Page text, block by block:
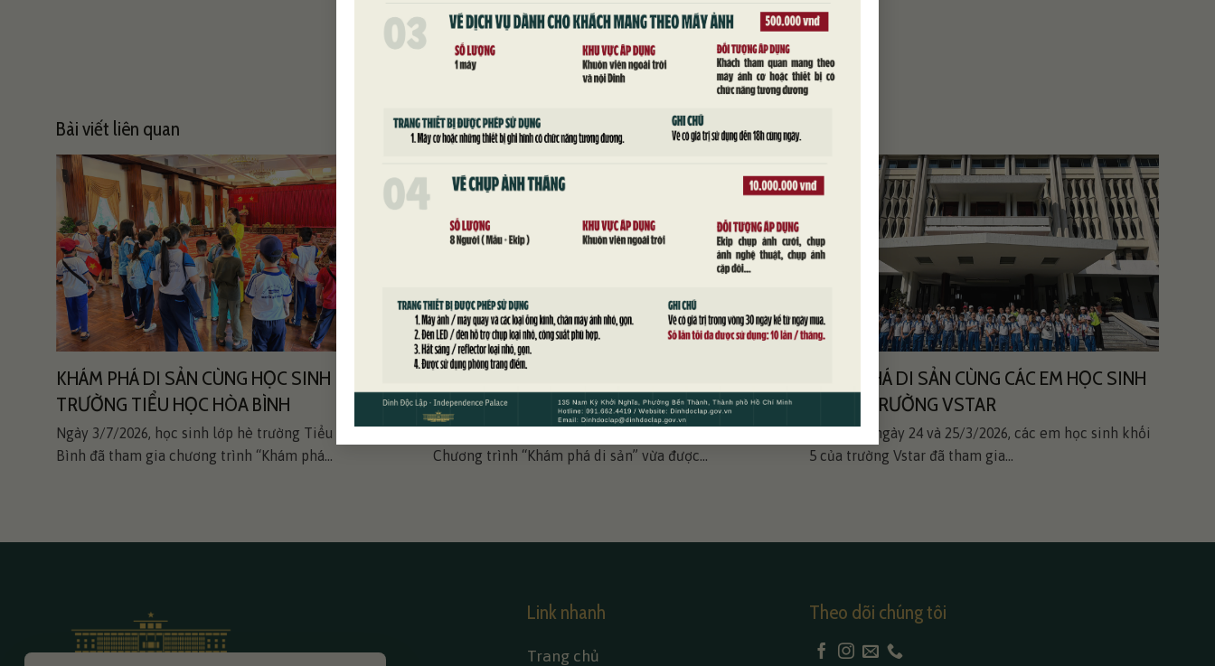
Bài viết liên quan
KHÁM PHÁ DI SẢN CÙNG HỌC SINH
TRƯỜNG TIỂU HỌC HÒA BÌNH
Ngày 3/7/2026, học sinh lớp hè trường Tiểu học Hòa
Bình đã tham gia chương trình “Khám phá...
KHÁM PHÁ DI SẢN CÙNG HỌC SINH THPT
CHUYÊN TRẦN ĐẠI NGHĨA
Chương trình “Khám phá di sản” vừa được...
KHÁM PHÁ DI SẢN CÙNG CÁC EM HỌC SINH
KHỐI 5 TRƯỜNG VSTAR
Trong hai ngày 24 và 25/3/2026, các em học sinh khối
5 của trường Vstar đã tham gia...
Link nhanh
Trang chủ
Theo dõi chúng tôi